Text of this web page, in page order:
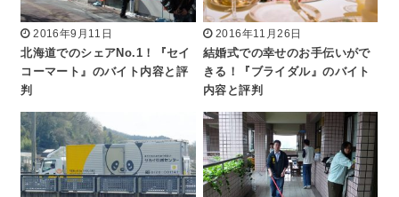
2016年9月11日
北海道でのシェアNo.1！『セイ
コーマート』のバイト内容と評
判
2016年11月26日
結婚式での幸せのお手伝いがで
きる！『ブライダル』のバイト
内容と評判